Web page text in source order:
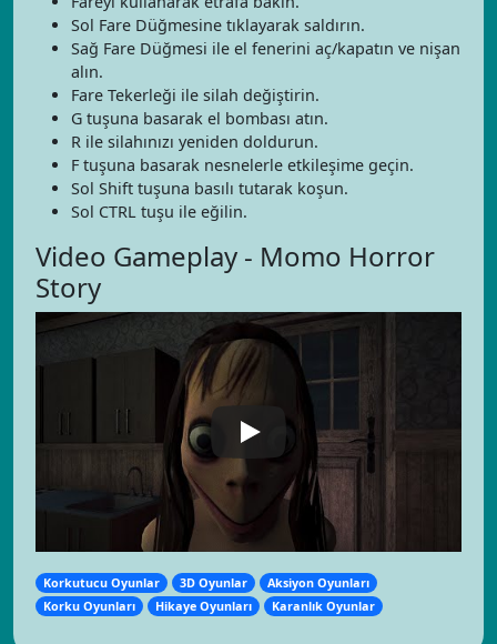
Sol Fare Düğmesine tıklayarak saldırın.
Sağ Fare Düğmesi ile el fenerini aç/kapatın ve nişan
alın.
Fare Tekerleği ile silah değiştirin.
G tuşuna basarak el bombası atın.
R ile silahınızı yeniden doldurun.
F tuşuna basarak nesnelerle etkileşime geçin.
Sol Shift tuşuna basılı tutarak koşun.
Sol CTRL tuşu ile eğilin.
Video Gameplay - Momo Horror
Story
Korkutucu Oyunlar 3D Oyunlar
Aksiyon Oyunları
Korku Oyunları
Hikaye Oyunları Karanlık Oyunlar